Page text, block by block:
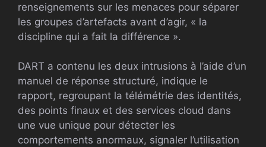
renseignements sur les menaces pour séparer
les groupes d’artefacts avant d’agir, « la
discipline qui a fait la différence ».
DART a contenu les deux intrusions à l’aide d’un
manuel de réponse structuré, indique le
rapport, regroupant la télémétrie des identités,
des points finaux et des services cloud dans
une vue unique pour détecter les
comportements anormaux, signaler l’utilisation